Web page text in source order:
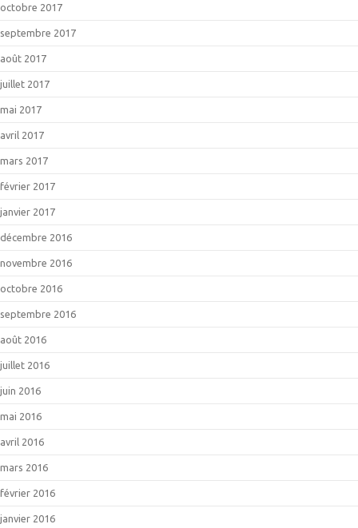
octobre 2017
septembre 2017
août 2017
juillet 2017
mai 2017
avril 2017
mars 2017
février 2017
janvier 2017
décembre 2016
novembre 2016
octobre 2016
septembre 2016
août 2016
juillet 2016
juin 2016
mai 2016
avril 2016
mars 2016
février 2016
janvier 2016